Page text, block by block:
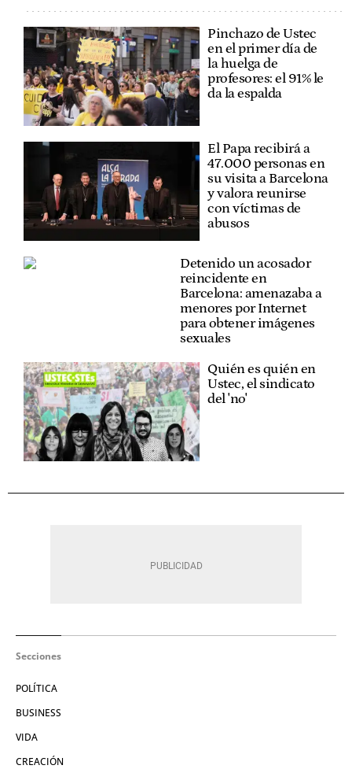
Pinchazo de Ustec
en el primer día de
la huelga de
profesores: el 91% le
da la espalda
El Papa recibirá a
47.000 personas en
su visita a Barcelona
y valora reunirse
con víctimas de
abusos
Detenido un acosador
reincidente en
Barcelona: amenazaba a
menores por Internet
para obtener imágenes
sexuales
Quién es quién en
Ustec, el sindicato
del 'no'
Secciones
POLÍTICA
BUSINESS
VIDA
CREACIÓN